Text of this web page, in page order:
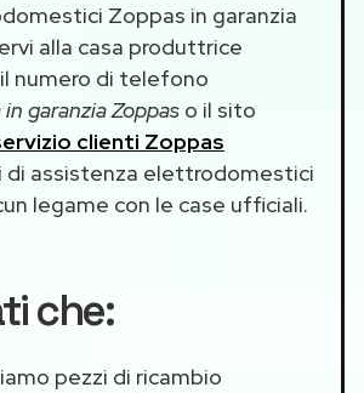
Zoppas in garanzia
alla casa produttrice
numero di telefono
in garanzia Zoppas o il sito
clienti Zoppas
di assistenza elettrodomestici
legame con le case ufficiali.
che:
pezzi di ricambio